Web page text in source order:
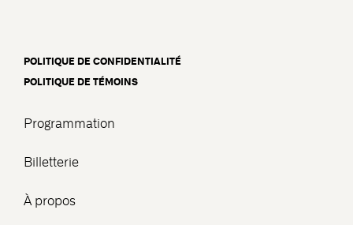
Programmation
Billetterie
À propos
POLITIQUE DE CONFIDENTIALITÉ
POLITIQUE DE TÉMOINS